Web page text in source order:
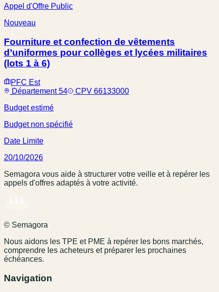
Appel d'Offre Public
Nouveau
Fourniture et confection de vêtements
d’uniformes pour collèges et lycées militaires
(lots 1 à 6)
PFC Est
Département 54
CPV 66133000
Budget estimé
Budget non spécifié
Date Limite
20/10/2026
Semagora vous aide à structurer votre veille et à repérer les
appels d'offres adaptés à votre activité.
© Semagora
Nous aidons les TPE et PME à repérer les bons marchés,
comprendre les acheteurs et préparer les prochaines
échéances.
Navigation